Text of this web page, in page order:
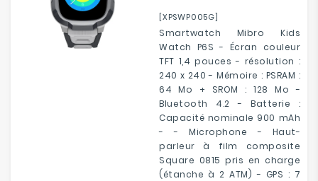
[XPSWP005G]
Smartwatch Mibro Kids
Watch P6S - Écran couleur
TFT 1,4 pouces - résolution :
240 x 240 - Mémoire : PSRAM :
64 Mo + SROM : 128 Mo -
Bluetooth 4.2 - Batterie :
Capacité nominale 900 mAh
- - Microphone - Haut-
parleur à film composite
Square 0815 pris en charge
(étanche à 2 ATM) - GPS : 7